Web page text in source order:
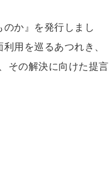
か』を発行しまし
用を巡るあつれき、
その解決に向けた提言